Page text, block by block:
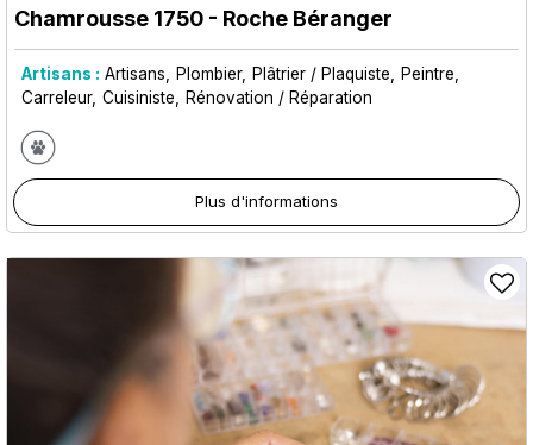
Chamrousse 1750 - Roche Béranger
Artisans : Artisans Plombier Plâtrier / Plaquiste
Peintre
Carreleur Cuisiniste Rénovation / Réparation
Plus d'informations